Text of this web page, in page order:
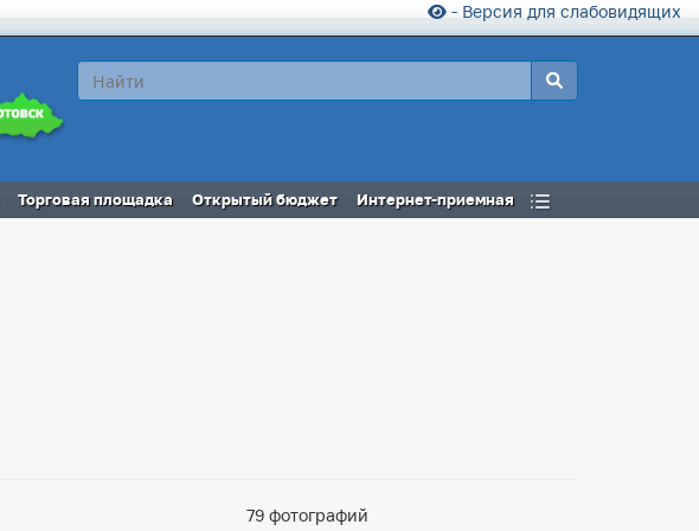
- Версия для слабовидящих
Торговая площадка Открытый бюджет Интернет-приемная
79 фотографий